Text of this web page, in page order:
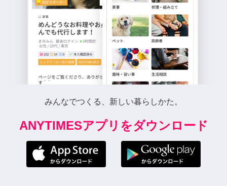
みんなでつくる、新しい暮らしかた。
ANYTIMESアプリをダウンロード